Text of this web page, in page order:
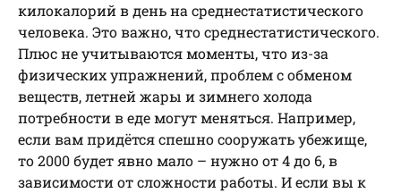
килокалорий в день на среднестатистического
человека. Это важно, что среднестатистического.
Плюс не учитываются моменты, что из-за
физических упражнений, проблем с обменом
веществ, летней жары и зимнего холода
потребности в еде могут меняться. Например,
если вам придётся спешно сооружать убежище,
то 2000 будет явно мало – нужно от 4 до 6, в
зависимости от сложности работы. И если вы к